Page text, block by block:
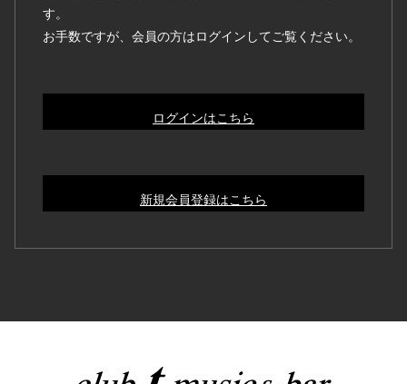
す。
お手数ですが、会員の方はログインしてご覧ください。
ログインはこちら
新規会員登録はこちら